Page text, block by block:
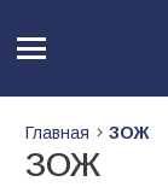
Главная ЗОЖ
ЗОЖ